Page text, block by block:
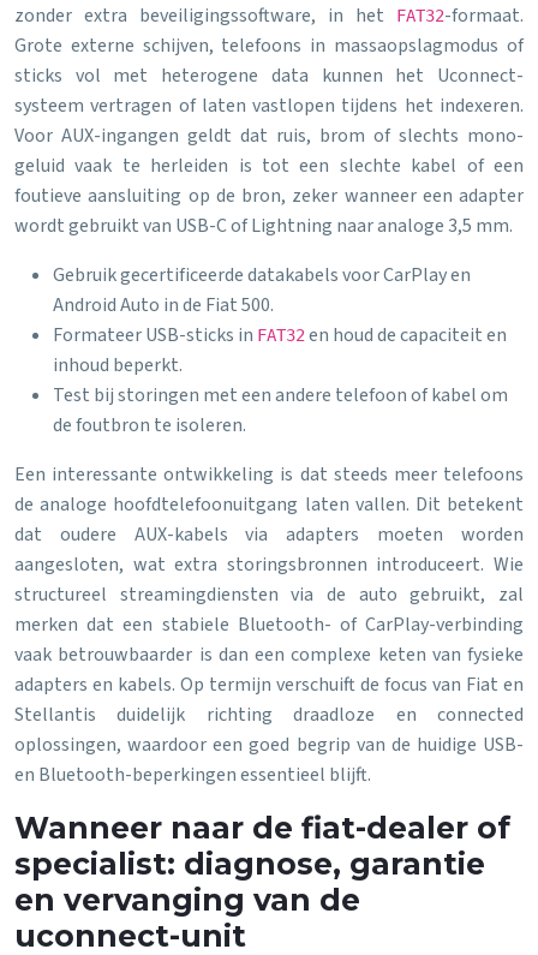
zonder extra beveiligingssoftware, in het
FAT32-formaat.
Grote externe schijven, telefoons in massaopslagmodus of
sticks vol met heterogene data kunnen het Uconnect-
systeem vertragen of laten vastlopen tijdens het indexeren.
Voor AUX-ingangen geldt dat ruis, brom of slechts mono-
geluid vaak te herleiden is tot een slechte kabel of een
foutieve aansluiting op de bron, zeker wanneer een adapter
wordt gebruikt van USB-C of Lightning naar analoge 3,5 mm.
Gebruik gecertificeerde datakabels voor CarPlay en
Android Auto in de Fiat 500.
Formateer USB-sticks in FAT32 en houd de capaciteit en
inhoud beperkt.
Test bij storingen met een andere telefoon of kabel om
de foutbron te isoleren.
Een interessante ontwikkeling is dat steeds meer telefoons
de analoge hoofdtelefoonuitgang laten vallen. Dit betekent
dat oudere AUX-kabels via adapters moeten worden
aangesloten, wat extra storingsbronnen introduceert. Wie
structureel streamingdiensten via de auto gebruikt, zal
merken dat een stabiele Bluetooth- of CarPlay-verbinding
vaak betrouwbaarder is dan een complexe keten van fysieke
adapters en kabels. Op termijn verschuift de focus van Fiat en
Stellantis duidelijk richting draadloze en connected
oplossingen, waardoor een goed begrip van de huidige USB-
en Bluetooth-beperkingen essentieel blijft.
Wanneer naar de fiat-dealer of
specialist: diagnose, garantie
en vervanging van de
uconnect-unit